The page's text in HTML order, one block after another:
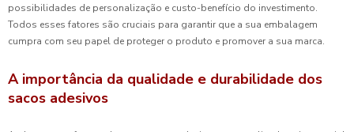
possibilidades de personalização e custo-benefício do investimento.
Todos esses fatores são cruciais para garantir que a sua embalagem
cumpra com seu papel de proteger o produto e promover a sua marca.
A importância da qualidade e durabilidade dos
sacos adesivos